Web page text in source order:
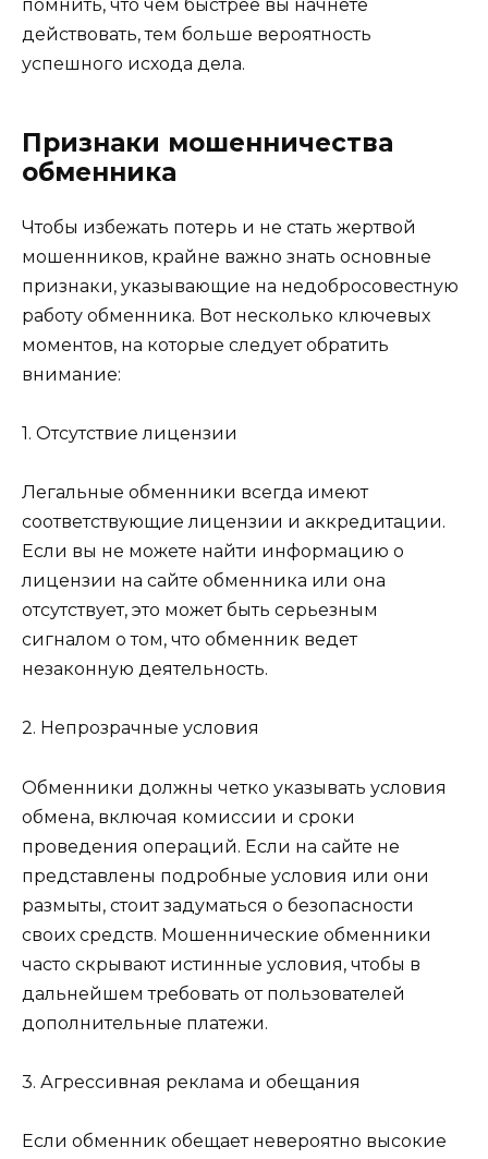
помнить, что чем быстрее вы начнете
действовать, тем больше вероятность
успешного исхода дела.
Признаки мошенничества
обменника
Чтобы избежать потерь и не стать жертвой
мошенников, крайне важно знать основные
признаки, указывающие на недобросовестную
работу обменника. Вот несколько ключевых
моментов, на которые следует обратить
внимание:
1. Отсутствие лицензии
Легальные обменники всегда имеют
соответствующие лицензии и аккредитации.
Если вы не можете найти информацию о
лицензии на сайте обменника или она
отсутствует, это может быть серьезным
сигналом о том, что обменник ведет
незаконную деятельность.
2. Непрозрачные условия
Обменники должны четко указывать условия
обмена, включая комиссии и сроки
проведения операций. Если на сайте не
представлены подробные условия или они
размыты, стоит задуматься о безопасности
своих средств. Мошеннические обменники
часто скрывают истинные условия, чтобы в
дальнейшем требовать от пользователей
дополнительные платежи.
3. Агрессивная реклама и обещания
Если обменник обещает невероятно высокие